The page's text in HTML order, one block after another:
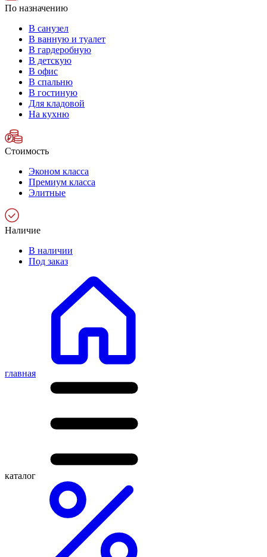
По назначению
В санузел
В ванную и туалет
В гардеробную
В детскую
В офис
В спальню
В гостиную
Для кладовой
На кухню
Стоимость
Эконом класса
Премиум класса
Элитные
Наличие
В наличии
Под заказ
главная
каталог